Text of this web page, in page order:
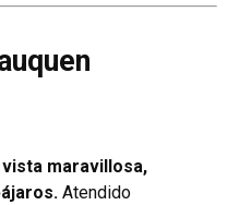
maravillosa,
Atendido